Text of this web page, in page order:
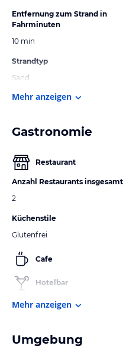
Entfernung zum Strand in
Fahrminuten
10 min
Strandtyp
Sand
Mehr anzeigen
Gastronomie
Restaurant
Anzahl Restaurants insgesamt
2
Küchenstile
Glutenfrei
Cafe
Hotelbar
Mehr anzeigen
Umgebung